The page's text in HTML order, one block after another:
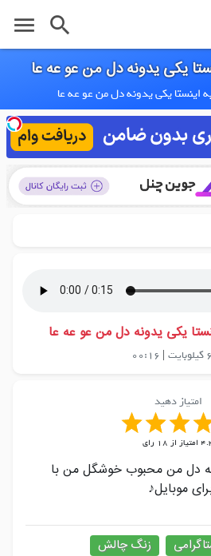
search
menu
یکی یدونه دل من عو عه عا
اینستا یکی یدونه دل من عو عه عا
یکی یدونه دل من عو عه عا
|
00:16
امتیاز دهید
امتیاز از 18 رای
دل من محبوب خوشگل من با
موبایل♪
زنگ چالش